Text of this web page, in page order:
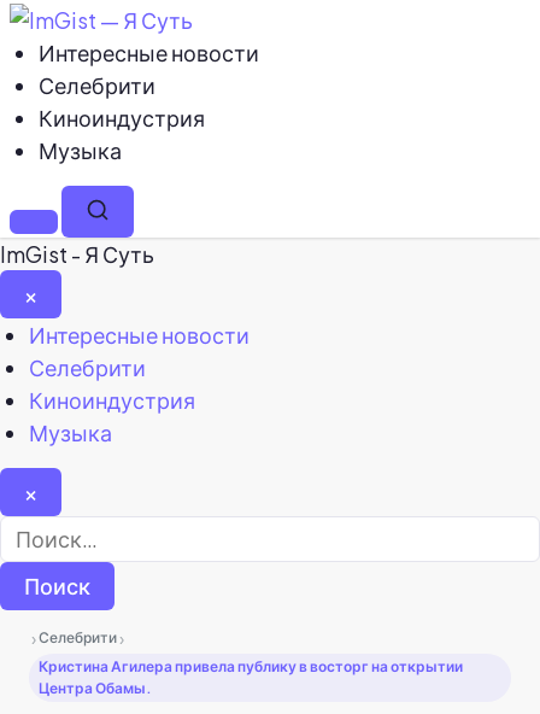
Интересные новости
Селебрити
Киноиндустрия
Музыка
МенюПоиск
ImGist - Я Суть
×
Закрыть
меню
Интересные новости
Селебрити
Киноиндустрия
Музыка
×
Найти:
›Селебрити ›
Кристина Агилера привела публику в восторг на открытии
Центра Обамы.